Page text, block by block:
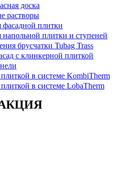
доска
растворы
фасадной плитки
напольной плитки и ступеней
брусчатки Tubag Trass
с клинкерной плиткой
в системе KombiTherm
в системе LobaTherm